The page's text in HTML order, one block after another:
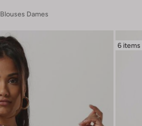
Blouses Dames
6 items